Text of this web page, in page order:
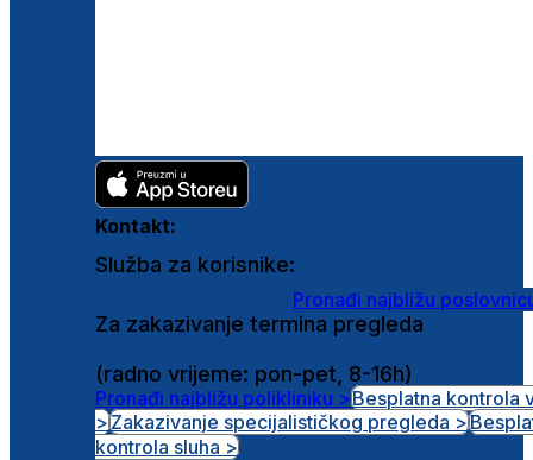
Kontakt:
Služba za korisnike:
Pronađi najbližu
Za zakazivanje termina pregleda
(radno vrijeme: pon-pet, 8-16h)
Pronađi najbližu polikliniku >Besplatna kontrola
>Zakazivanje specijalističkog pregleda >
kontrola sluha >